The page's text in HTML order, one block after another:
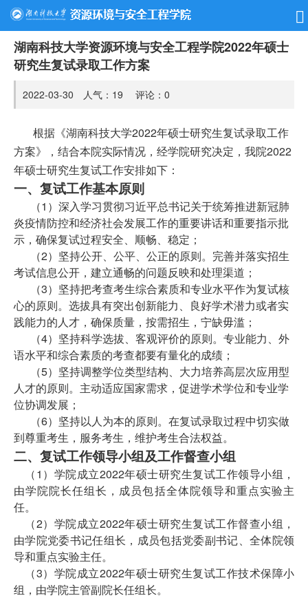
湖南科技大学资源环境与安全工程学院2022年硕士
研究生复试录取工作方案
2022-03-30 人气： 19 评论： 0
根据《湖南科技大学2022年硕士研究生复试录取工作
方案》，结合本院实际情况，经学院研究决定，我院2022
年硕士研究生复试工作安排如下：
一、复试工作基本原则
（1）深入学习贯彻习近平总书记关于统筹推进新冠肺
炎疫情防控和经济社会发展工作的重要讲话和重要指示批
示，确保复试过程安全、顺畅、稳定；
（2）坚持公开、公平、公正的原则。完善并落实招生
考试信息公开，建立通畅的问题反映和处理渠道；
（3）坚持把考查考生综合素质和专业水平作为复试核
心的原则。选拔具有突出创新能力、良好学术潜力或者实
践能力的人才，确保质量，按需招生，宁缺毋滥；
（4）坚持科学选拔、客观评价的原则。专业能力、外
语水平和综合素质的考查都要有量化的成绩；
（5）坚持调整学位类型结构、大力培养高层次应用型
人才的原则。主动适应国家需求，促进学术学位和专业学
位协调发展；
（6）坚持以人为本的原则。在复试录取过程中切实做
到尊重考生，服务考生，维护考生合法权益。
二、复试工作领导小组及工作督查小组
（1）学院成立2022年硕士研究生复试工作领导小组，
由学院院长任组长，成员包括全体院领导和重点实验主
任。
（2）学院成立2022年硕士研究生复试工作督查小组，
由学院党委书记任组长，成员包括党委副书记、全体院领
导和重点实验主任。
（3）学院成立2022年硕士研究生复试工作技术保障小
组，由学院主管副院长任组长。